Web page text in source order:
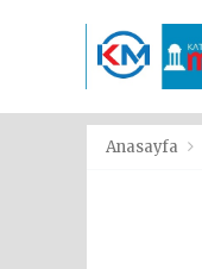
Anasayfa